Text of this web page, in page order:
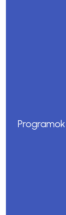
Programok